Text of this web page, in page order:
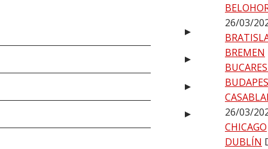
26/03/
BREMEN
26/03/
CHICAGO
DUBLÍN